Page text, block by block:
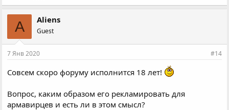
A Aliens
Guest
7 Янв 2020 #14
Совсем скоро форуму исполнится 18 лет!
Вопрос, каким образом его рекламировать для
армавирцев и есть ли в этом смысл?